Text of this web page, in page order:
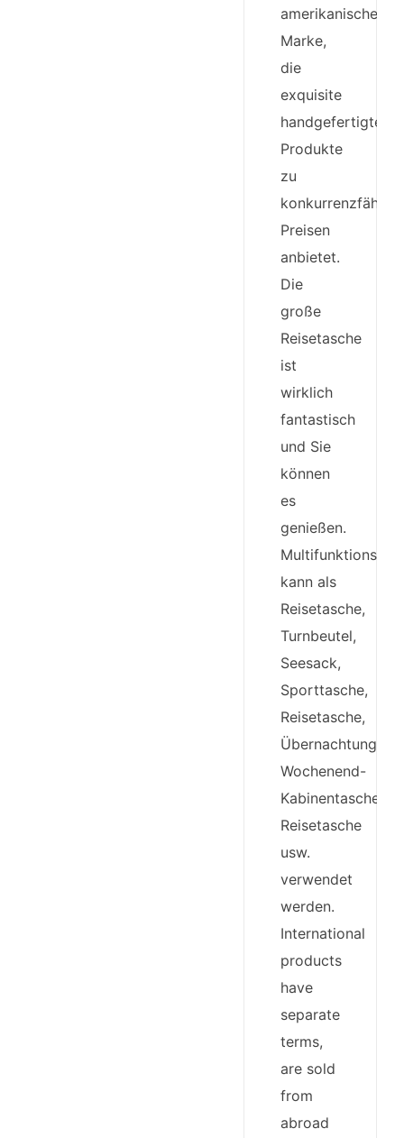
amerikanische
Marke,
die
exquisite
handgefertigte
Produkte
zu
Preisen
anbietet.
Die
große
Reisetasche
ist
wirklich
fantastisch
und Sie
können
es
genießen.
kann als
Reisetasche,
Turnbeutel,
Seesack,
Sporttasche,
Reisetasche,
Wochenend-
Kabinentasche,
Reisetasche
usw.
verwendet
werden.
International
products
have
separate
terms,
are sold
from
abroad